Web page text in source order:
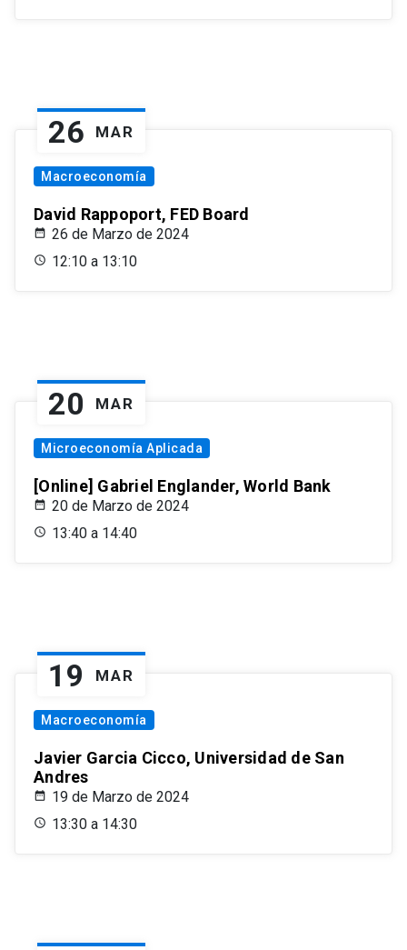
26 MAR
Macroeconomía
David Rappoport, FED Board
26 de Marzo de 2024
12:10 a 13:10
20 MAR
Microeconomía Aplicada
[Online] Gabriel Englander, World Bank
20 de Marzo de 2024
13:40 a 14:40
19 MAR
Macroeconomía
Javier Garcia Cicco, Universidad de San
Andres
19 de Marzo de 2024
13:30 a 14:30